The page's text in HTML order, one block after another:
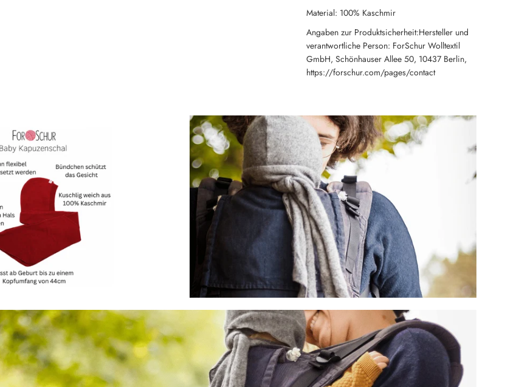
Material: 100% Kaschmir
Angaben zur Produktsicherheit:Hersteller und
verantwortliche Person: ForSchur Wolltextil
GmbH, Schönhauser Allee 50, 10437 Berlin,
https://forschur.com/pages/contact
Neu hier?
Melde dich jetzt für unseren Newsletter an und erhalte einen 10%
Willkommensrabatt auf deine erste Bestellung